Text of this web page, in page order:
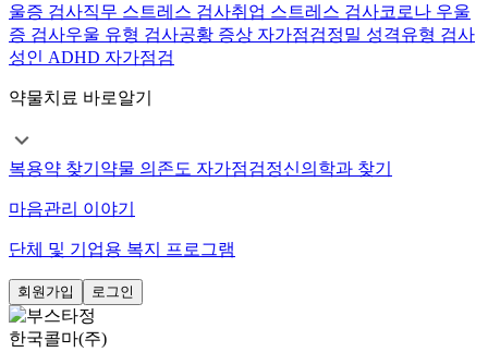
울증 검사직무 스트레스 검사취업 스트레스 검사코로나 우울
증 검사우울 유형 검사공황 증상 자가점검정밀 성격유형 검사
성인 ADHD 자가점검
약물치료 바로알기
복용약 찾기 약물 의존도 자가점검정신의학과 찾기
마음관리 이야기
단체 및 기업용 복지 프로그램
회원가입 로그인
한국콜마(주)